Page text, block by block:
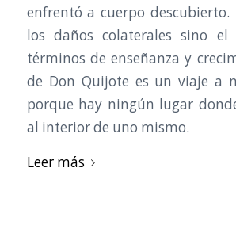
enfrentó a cuerpo
los daños colaterales sino el
términos de enseñanza y
de Don Quijote es un viaje a
porque hay ningún lugar
al interior de uno mismo.
Leer más